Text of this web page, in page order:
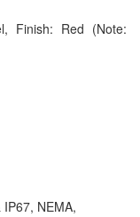
Finish: Red (Note:
NEMA,